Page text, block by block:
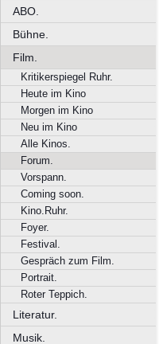
ABO.
Bühne.
Film.
Kritikerspiegel Ruhr.
Heute im Kino
Morgen im Kino
Neu im Kino
Alle Kinos.
Forum.
Vorspann.
Coming soon.
Kino.Ruhr.
Foyer.
Festival.
Gespräch zum Film.
Portrait.
Roter Teppich.
Literatur.
Musik.